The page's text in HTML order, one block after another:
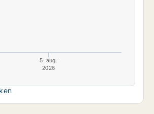
5. aug.
2026